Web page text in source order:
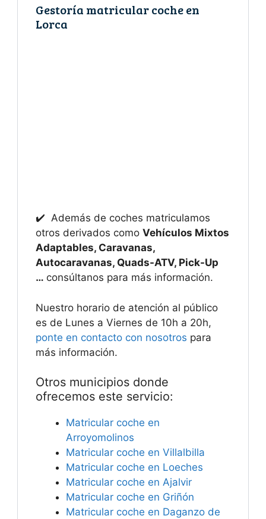
Gestoría matricular coche en
Lorca
✔️ Además de coches matriculamos
otros derivados como Vehículos Mixtos
Adaptables, Caravanas,
Autocaravanas, Quads-ATV, Pick-Up
… consúltanos para más información.
Nuestro horario de atención al público
es de Lunes a Viernes de 10h a 20h,
ponte en contacto con nosotros para
más información.
Otros municipios donde
ofrecemos este servicio:
Matricular coche en
Arroyomolinos
Matricular coche en Villalbilla
Matricular coche en Loeches
Matricular coche en Ajalvir
Matricular coche en Griñón
Matricular coche en Daganzo de